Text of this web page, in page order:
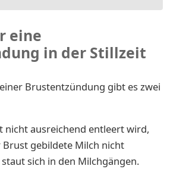
eine
in der Stillzeit
Brustentzündung gibt es zwei
nicht ausreichend entleert wird,
Brust gebildete Milch nicht
sich in den Milchgängen.